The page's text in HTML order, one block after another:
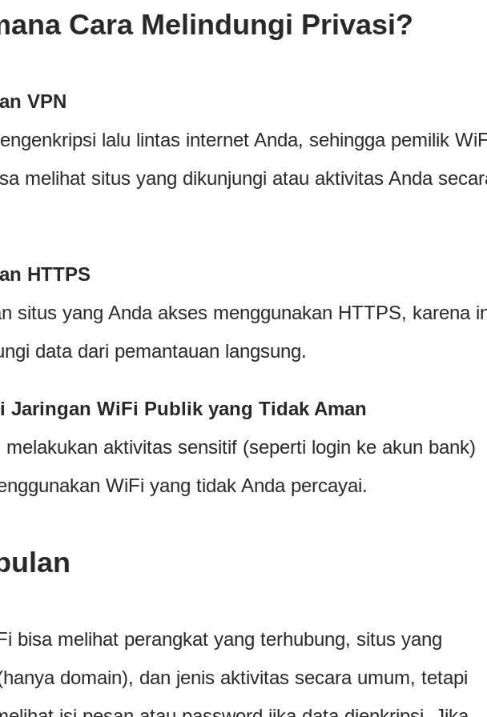
Cara Melindungi Privasi?
VPN
lalu lintas internet Anda, sehingga pemilik
melihat situs yang dikunjungi atau aktivitas Anda
HTTPS
situs yang Anda akses menggunakan HTTPS, karena
data dari pemantauan langsung.
Jaringan WiFi Publik yang Tidak Aman
melakukan aktivitas sensitif (seperti login ke akun bank)
WiFi yang tidak Anda percayai.
bisa melihat perangkat yang terhubung, situs yang
domain), dan jenis aktivitas secara umum, tetapi